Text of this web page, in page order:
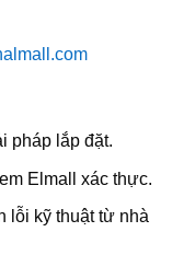
pháp lắp đặt.
Elmall xác thực.
lỗi kỹ thuật từ nhà